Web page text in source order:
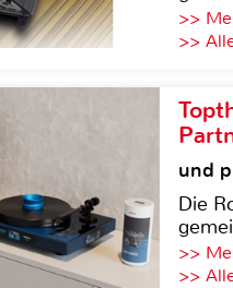
>>
>>
und
Die
>>
>>